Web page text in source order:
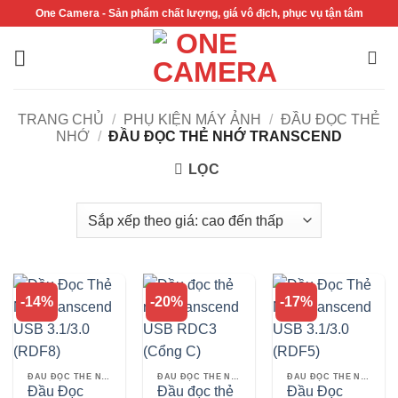
nội
One Camera - Sản phẩm chất lượng, giá vô địch, phục vụ tận tâm
TRANG CHỦ / PHỤ KIỆN MÁY ẢNH / ĐẦU ĐỌC THẺ
NHỚ / ĐẦU ĐỌC THẺ NHỚ TRANSCEND
LỌC
-14%
Đầu Đọc
-20%
Đầu đọc thẻ
-17%
Đầu Đọc